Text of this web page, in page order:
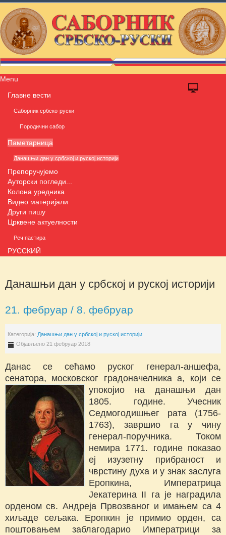
Menu
Главне вести
Саборник србско-руски
Породични сабор
Паметарница
Данашњи дан у србској и руској историји
Препоручујемо
Ауторски погледи...
Колона уредника
Видео материјали
Други пишу
Црквене актуелности
Реч пастира
РУССКИЙ
Данашњи дан у србској и руској историји
21. фебруар / 8. фебруар
Категорија: Данашњи дан у србској и руској историји
Објављено 21 фебруар 2018
Данас се сећамо руског генерал-аншефа,
сенатора, московског градоначелникаа, који се
упокојио на данашњи дан
1805. године. Учесник
Седмогодишњег рата (1756-
1763), завршио га у чину
генерал-поручника. Током
немира 1771. године показао
еј изузетну прибраност и
чврстину духа и у знак заслуга
Еропкина, Императрица
Јекатерина II га је наградила
орденом св. Андреја Првозваног и имањем са 4
хиљаде сељака. Еропкин је примио орден, са
поштовањем заблагодарио Императрици за